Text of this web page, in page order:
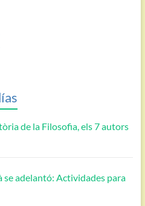
de la Filosofia, els 7 autors
se adelantó: Actividades para